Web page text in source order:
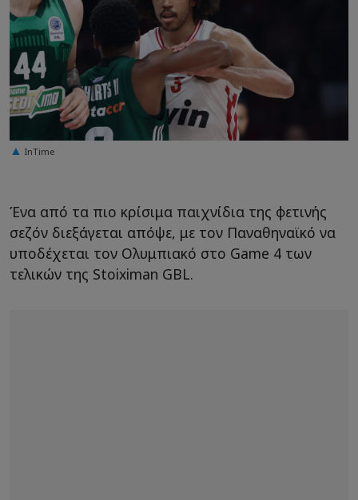
InTime
Ένα από τα πιο κρίσιμα παιχνίδια της φετινής
σεζόν διεξάγεται απόψε, με τον Παναθηναϊκό να
υποδέχεται τον Ολυμπιακό στο Game 4 των
τελικών της Stoiximan GBL.